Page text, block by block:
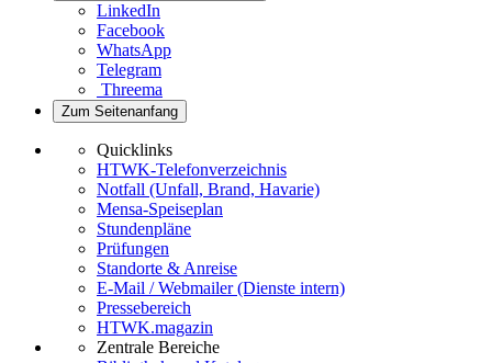
LinkedIn
Facebook
WhatsApp
Telegram
Threema
Zum Seitenanfang
Quicklinks
HTWK-Telefonverzeichnis
Notfall (Unfall, Brand, Havarie)
Mensa-Speiseplan
Stundenpläne
Prüfungen
Standorte & Anreise
E-Mail / Webmailer (Dienste intern)
Pressebereich
HTWK.magazin
Zentrale Bereiche